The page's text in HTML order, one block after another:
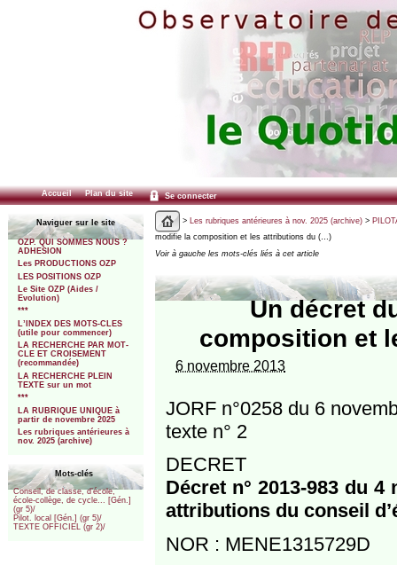
Accueil Plan du site Se connecter
Naviguer sur le site
OZP. QUI SOMMES NOUS ?
ADHESION
Les PRODUCTIONS OZP
LES POSITIONS OZP
Le Site OZP (Aides /
Evolution)
***
L’INDEX DES MOTS-CLES
(utile pour commencer)
LA RECHERCHE PAR MOT-
CLE ET CROISEMENT
(recommandée)
LA RECHERCHE PLEIN
TEXTE sur un mot
***
LA RUBRIQUE UNIQUE à
partir de novembre 2025
Les rubriques antérieures à
nov. 2025 (archive)
Mots-clés
Conseil, de classe, d’école,
école-collège, de cycle... [Gén.]
(gr 5)/
Pilot. local [Gén.] (gr 5)/
TEXTE OFFICIEL (gr 2)/
> Les rubriques antérieures à nov. 2025 (archive)>
modifie la composition et les attributions du (…)
Voir à gauche les mots-clés liés à cet article
Un décret
composition et
6 novembre 2013
JORF n°0258 du 6
texte n° 2
DECRET
Décret n° 2013-983 du
attributions du conseil
NOR : MENE1315729D